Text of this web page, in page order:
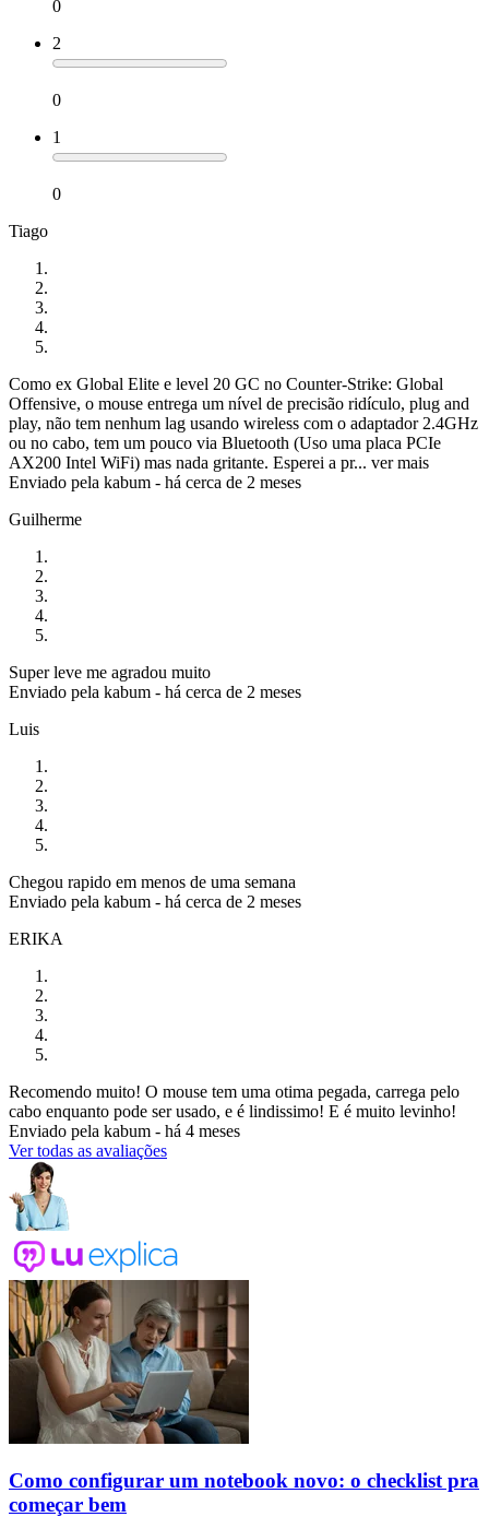
0
2
0
1
0
Tiago
Como ex Global Elite e level 20 GC no Counter-Strike: Global
Offensive, o mouse entrega um nível de precisão ridículo, plug and
play, não tem nenhum lag usando wireless com o adaptador 2.4GHz
ou no cabo, tem um pouco via Bluetooth (Uso uma placa PCIe
AX200 Intel WiFi) mas nada gritante. Esperei a pr... ver mais
Enviado pela kabum - há cerca de 2 meses
Guilherme
Super leve me agradou muito
Enviado pela kabum - há cerca de 2 meses
Luis
Chegou rapido em menos de uma semana
Enviado pela kabum - há cerca de 2 meses
ERIKA
Recomendo muito! O mouse tem uma otima pegada, carrega pelo
cabo enquanto pode ser usado, e é lindissimo! E é muito levinho!
Enviado pela kabum - há 4 meses
Ver todas as avaliações
Como configurar um notebook novo: o checklist pra
começar bem